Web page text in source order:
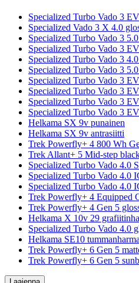
Specialized Turbo Vado 3
Specialized Vado 3 X 4.0
Specialized Turbo Vado 3
Specialized Turbo Vado 3
Specialized Turbo Vado 3
Specialized Turbo Vado 3
Specialized Turbo Vado 3
Specialized Turbo Vado 3
Specialized Turbo Vado 3
Specialized Turbo Vado 3
Helkama SX 9v punainen
Helkama SX 9v antrasiitti
Trek Powerfly+ 4 800 Wh
Trek Allant+ 5 Mid-step
Specialized Turbo Vado 4.0
Specialized Turbo Vado 4.0
Specialized Turbo Vado 4.0
Trek Powerfly+ 4 Equipped
Trek Powerfly+ 4 Gen 5
Helkama X 10v 29
Specialized Turbo Vado 4.0
Helkama SE10
Trek Powerfly+ 6 Gen 5
Trek Powerfly+ 6 Gen 5